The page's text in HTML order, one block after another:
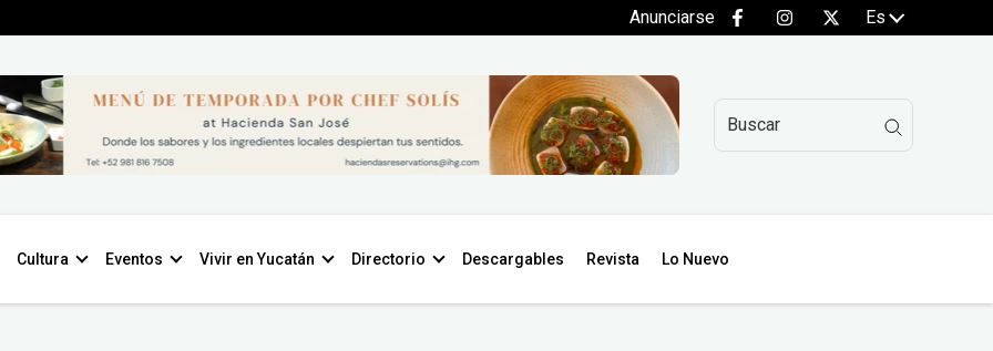
Anunciarse Es
Cultura Eventos Vivir en Yucatán Directorio Descargables Revista Lo Nuevo